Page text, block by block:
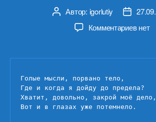
Автор
записи
Автор: igorlutiy
Дата
Комментариевк
и
дойду
до
нет
Голые мысли, порвано тело,
Где и когда я дойду до предела?
Хватит, довольно, закрой моё дело,
Вот и в глазах уже потемнело.